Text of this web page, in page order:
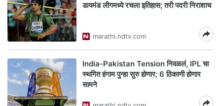
डायमंड लीगमध्ये रचला इतिहास; तरी पदरी निराशाच
marathi.ndtv.com
India-Pakistan Tension निवळलं, IPL चा
स्थगित हंगाम पुन्हा सुरु होणार; 6 ठिकाणी होणार
सामने